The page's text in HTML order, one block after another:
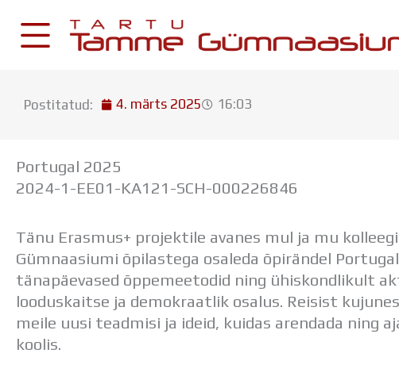
content
Postkast
Drive
Tamme TV
Tamme Leht
Kooliraadio
Koorilaul
Postitatud: 4. märts 2025 16:03
Portugal 2025
2024-1-EE01-KA121-SCH-000226846
Tänu Erasmus+ projektile avanes mul ja mu
Gümnaasiumi õpilastega osaleda õpirändel
tänapäevased õppemeetodid ning ühiskondlikult
looduskaitse ja demokraatlik osalus. Reisist
meile uusi teadmisi ja ideid, kuidas arendada ning
koolis.